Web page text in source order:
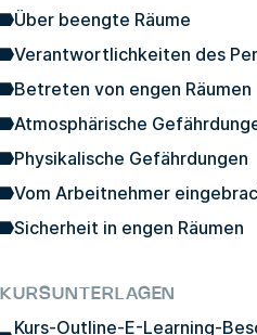
Über beengte Räume
Verantwortlichkeiten des
Betreten von engen Räumen
Atmosphärische
Physikalische Gefährdungen
Vom Arbeitnehmer
Sicherheit in engen Räumen
KURSUNTERLAGEN
Kurs-Outline-E-Learning-